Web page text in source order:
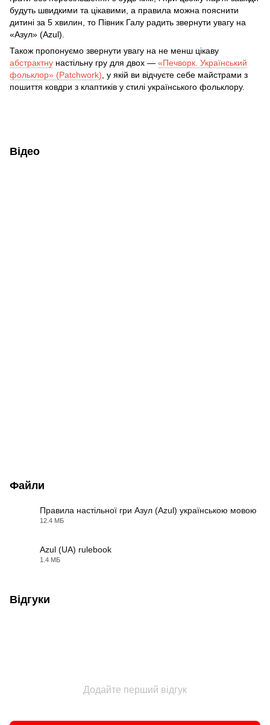
будуть швидкими та цікавими, а правила можна пояснити
дитині за 5 хвилин, то Півник Галу радить звернути увагу на
«Азул» (Azul).
Також пропонуємо звернути увагу на не менш цікаву
абстрактну настільну гру для двох — «Печворк. Український
фольклор» (Patchwork), у якій ви відчуєте себе майстрами з
пошиття ковдри з клаптиків у стилі українського фольклору.
Відео
Файли
Правила настільної гри Азул (Azul) українською мовою
12.4 МБ
Azul (UA) rulebook
1.4 МБ
Відгуки
Додайте перший відгук